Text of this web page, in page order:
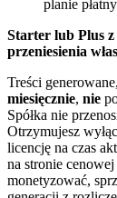
planie
Starter lub Plus z
przeniesienia
Treści
miesięcznie, nie
Spółka nie
Otrzymujesz
licencję na czas
na stronie
monetyzować,